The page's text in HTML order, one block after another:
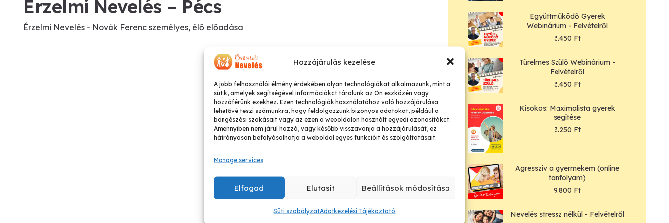
Hozzájárulás kezelése
A jobb felhasználói élmény érdekében olyan technológiákat alkalmazunk, mint a
sütik, amelyek segítségével információkat tárolunk az Ön eszközén vagy
hozzáférünk ezekhez. Ezen technológiák használatához való hozzájárulása
lehetővé teszi számunkra, hogy feldolgozzunk bizonyos adatokat, például a
böngészési szokásait vagy az ezen a weboldalon használt egyedi azonosítókat.
Amennyiben nem járul hozzá, vagy később visszavonja a hozzájárulását, ez
hátrányosan befolyásolhatja a weboldal egyes funkcióit és szolgáltatásait.
Manage services
Elfogad Elutasít Beállítások módosítása
Süti szabályzatAdatkezelési Tájékoztató
Érzelmi Nevelés – Pécs
Érzelmi Nevelés - Novák Ferenc személyes, élő előadása
Együttműködő Gyerek
Webinárium - Felvételről
3.450 Ft
Türelmes Szülő Webinárium -
Felvételről
3.450 Ft
Kisokos: Maximalista gyerek
segítése
3.250 Ft
Agresszív a gyermekem (online
tanfolyam)
9.800 Ft
Nevelés stressz nélkül - Felvételről